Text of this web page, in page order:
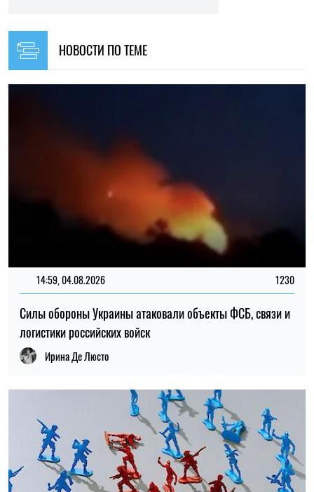
НОВОСТИ ПО ТЕМЕ
14:59, 04.08.2026 1230
Силы обороны Украины атаковали объекты ФСБ, связи и
логистики российских войск
Ирина Де Люсто